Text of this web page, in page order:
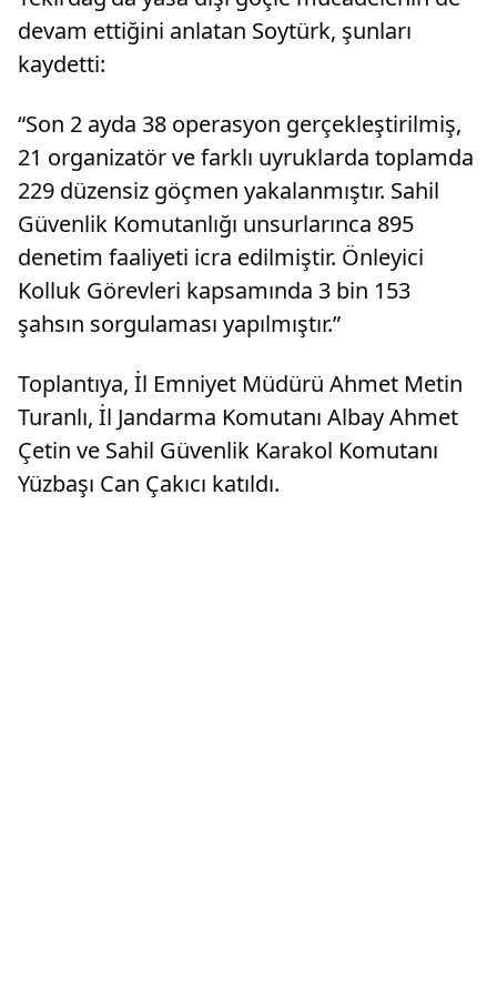
devam ettiğini anlatan Soytürk, şunları
kaydetti:
“Son 2 ayda 38 operasyon gerçekleştirilmiş,
21 organizatör ve farklı uyruklarda toplamda
229 düzensiz göçmen yakalanmıştır. Sahil
Güvenlik Komutanlığı unsurlarınca 895
denetim faaliyeti icra edilmiştir. Önleyici
Kolluk Görevleri kapsamında 3 bin 153
şahsın sorgulaması yapılmıştır.”
Toplantıya, İl Emniyet Müdürü Ahmet Metin
Turanlı, İl Jandarma Komutanı Albay Ahmet
Çetin ve Sahil Güvenlik Karakol Komutanı
Yüzbaşı Can Çakıcı katıldı.